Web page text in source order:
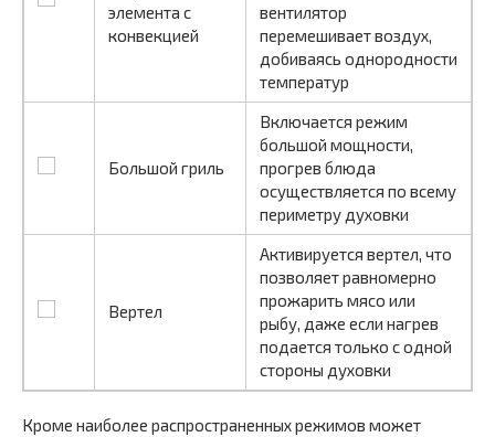
элемента с
конвекцией
вентилятор
перемешивает воздух,
добиваясь однородности
температур
Большой гриль
Включается режим
большой мощности,
прогрев блюда
осуществляется по всему
периметру духовки
Вертел
Активируется вертел, что
позволяет равномерно
прожарить мясо или
рыбу, даже если нагрев
подается только с одной
стороны духовки
Кроме наиболее распространенных режимов может